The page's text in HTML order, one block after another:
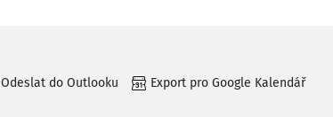
Odeslat do Outlooku Export pro Google Kalendář